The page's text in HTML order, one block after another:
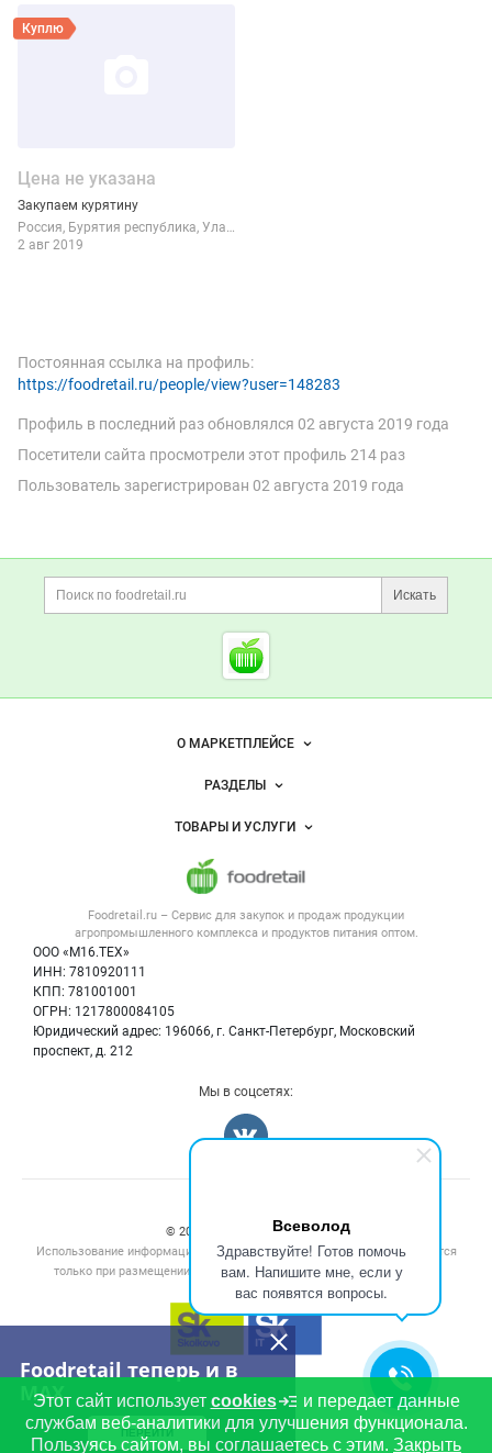
Всеволод
Здравствуйте! Готов помочь
вам. Напишите мне, если у
вас появятся вопросы.
Цена не указана
Закупаем курятину
Смотреть объявление
Куплю
Россия Бурятия республика Улан-Удэ
2 авг 2019
Постоянная ссылка на профиль:
https://foodretail.ru/people/view?user=148283
Профиль в последний раз обновлялся 02 августа 2019 года
Посетители сайта просмотрели этот профиль 214 раз
Пользователь зарегистрирован 02 августа 2019 года
Foodretail теперь и в
MAX
ПЕРЕЙТИ
Дополнительная информация
Поиск по сайту и
Искать
Cсылки на полезные
Foodretail.ru
— продукты
Важные разделы и контакты
Foodretail.ru – Сервис для закупок и продаж продукции
агропромышленного комплекса и продуктов питания оптом.
ООО «М16.ТЕХ»
ИНН: 7810920111
КПП: 781001001
ОГРН: 1217800084105
Юридический адрес: 196066, г. Санкт-Петербург, Московский
проспект, д. 212
Навигация по сайтуО МАРКЕТПЛЕЙСЕ
Размещение рекламы
Публичная оферта
Контактная информация
Политика обработки персональных данных
РАЗДЕЛЫ
Новости рынка
Вакансии
ТОВАРЫ И УСЛУГИ
Напитки, соки, вода
Услуги
Оборудование для пищепрома
Информация о компаниях
Мы в соцсетях:
© 2008‑2026 ООО “М16.Тех”.
Использование информации, размещенной на данном сайте, допускается
только при размещении активной гиперссылки на сайтfoodretail.ru
Этот сайт использует cookies
и передает данные
службам веб-аналитики для улучшения функционала.
Пользуясь сайтом, вы соглашаетесь с этим. Закрыть